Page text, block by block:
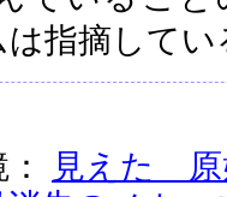
は指摘してい
見えた 原